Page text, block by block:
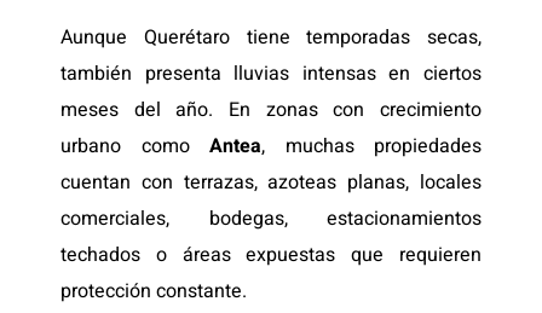
Aunque Querétaro tiene temporadas secas,
también presenta lluvias intensas en ciertos
meses del año. En zonas con crecimiento
urbano como Antea, muchas propiedades
cuentan con terrazas, azoteas planas, locales
comerciales, bodegas, estacionamientos
techados o áreas expuestas que requieren
protección constante.